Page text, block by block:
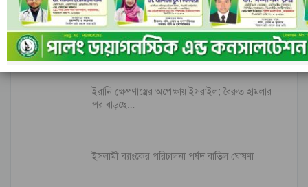
মন্তব্যসমূহ বন্ধ করা হয়.
সর্বশেষ
ইরানি ক্ষেপণাস্ত্রের অপেক্ষায় ইসরাইল; বৈরুত হামলার
পর বাড়ছে…
ইসলামী ব্যাংকের পরিচালনা পর্ষদ বাতিল ঘোষণা